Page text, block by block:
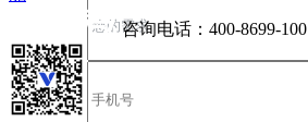
咨询电话： 400-8699-100